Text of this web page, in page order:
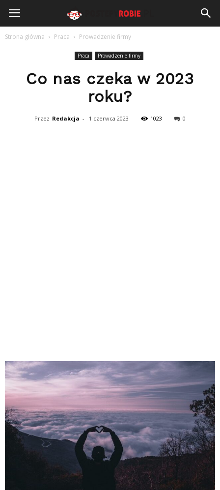
PostepyRobie.pl
Strona główna Praca Prowadzenie firmy
Praca Prowadzenie firmy
Co nas czeka w 2023
roku?
Przez Redakcja - 1 czerwca 2023 1023 0